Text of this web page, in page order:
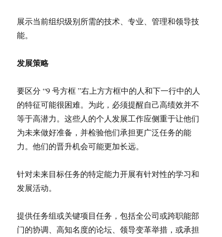
展示当前组织级别所需的技术、专业、管理和领导技
能。
发展策略
要区分 “9 号方框 ”右上方方框中的人和下一行中的人
的特征可能很困难。为此，必须提醒自己高绩效并不
等于高潜力。这些人的个人发展工作应侧重于让他们
为未来做好准备，并检验他们承担更广泛任务的能
力。他们的晋升机会可能更加长远。
针对未来目标任务的特定能力开展有针对性的学习和
发展活动。
提供任务组或关键项目任务，包括全公司或跨职能部
门的协调、高知名度的论坛、领导变革举措，或承担